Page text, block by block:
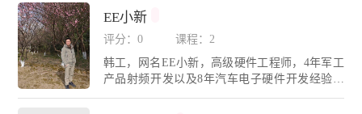
战攻坚包括：航天军工、安防数码、通信设备、
工控能源、汽车电子、医疗仪器、芯片等领域的
高难度设计与仿真项目。
EE小新
评分：0
课程：2
韩工，网名EE小新，高级硬件工程师，4年军工
产品射频开发以及8年汽车电子硬件开发经验，
拥有多款百万级汽车量产产品开发经验，擅长硬